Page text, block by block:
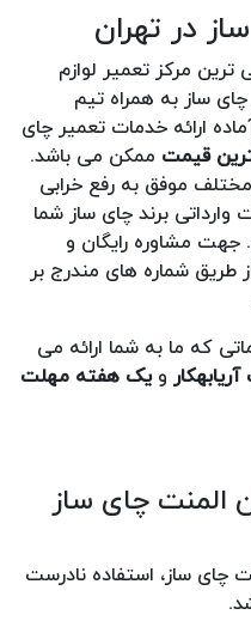
در تهران
مرکز تعمیر لوازم
ساز به همراه تیم
ارائه خدمات تعمیر چای
قیمت ممکن می باشد.
مختلف موفق به رفع خرابی
وارداتی برند چای ساز شما
جهت مشاوره رایگان و
طریق شماره های مندرج بر
که ما به شما ارائه می
ویک هفته مهلت
المنت چای ساز
چای ساز، استفاده نادرست